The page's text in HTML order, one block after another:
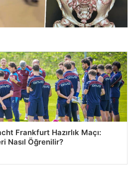
Gizli Uyuşturucu Operasyonu:
Midesinden 26 Kapsül Çıkarıldı
Frankfurt Hazırlık Maçı:
Nasıl Öğrenilir?